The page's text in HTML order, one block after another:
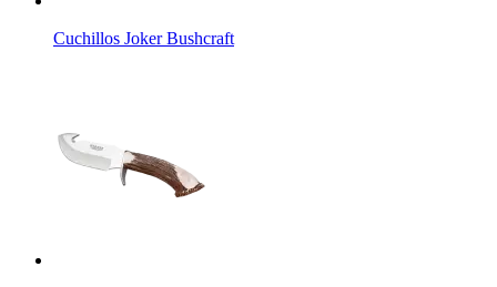
Cuchillos Joker Bushcraft